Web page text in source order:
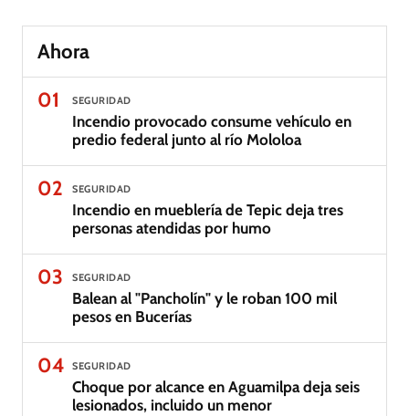
Ahora
01
SEGURIDAD
Incendio provocado consume vehículo en
predio federal junto al río Mololoa
02 SEGURIDAD
Incendio en mueblería de Tepic deja tres
personas atendidas por humo
03 SEGURIDAD
Balean al "Pancholín" y le roban 100 mil
pesos en Bucerías
04 SEGURIDAD
Choque por alcance en Aguamilpa deja seis
lesionados, incluido un menor